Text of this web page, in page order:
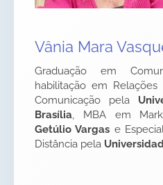
Vânia Mara
Graduação em
habilitação em Relações
Comunicação pela
Brasília, MBA em
Getúlio Vargas e
Distância pela